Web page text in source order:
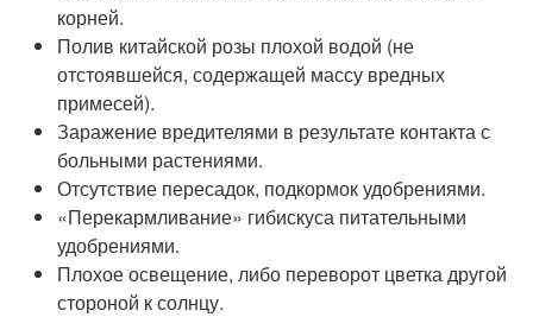
корней.
Полив китайской розы плохой водой (не
отстоявшейся, содержащей массу вредных
примесей).
Заражение вредителями в результате контакта с
больными растениями.
Отсутствие пересадок, подкормок удобрениями.
«Перекармливание» гибискуса питательными
удобрениями.
Плохое освещение, либо переворот цветка другой
стороной к солнцу.